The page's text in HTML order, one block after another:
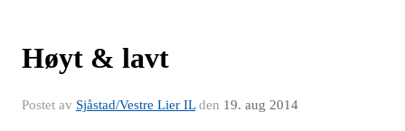
Høyt & lavt
Postet av Sjåstad/Vestre Lier ILden 19. aug 2014